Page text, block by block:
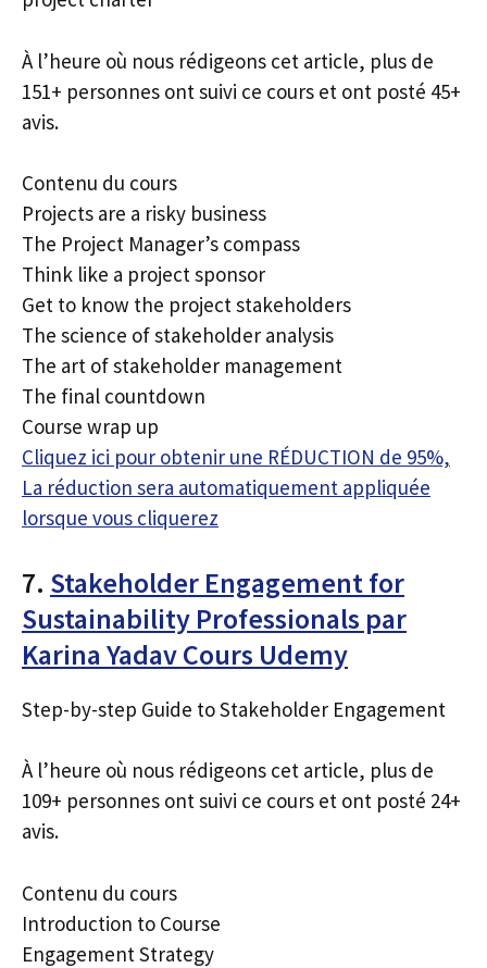
À l’heure où nous rédigeons cet article, plus de
151+ personnes ont suivi ce cours et ont posté 45+
avis.
Contenu du cours
Projects are a risky business
The Project Manager’s compass
Think like a project sponsor
Get to know the project stakeholders
The science of stakeholder analysis
The art of stakeholder management
The final countdown
Course wrap up
Cliquez ici pour obtenir une RÉDUCTION de 95%,
La réduction sera automatiquement appliquée
lorsque vous cliquerez
7. Stakeholder Engagement for
Sustainability Professionals par
Karina Yadav Cours Udemy
Step-by-step Guide to Stakeholder Engagement
À l’heure où nous rédigeons cet article, plus de
109+ personnes ont suivi ce cours et ont posté 24+
avis.
Contenu du cours
Introduction to Course
Engagement Strategy